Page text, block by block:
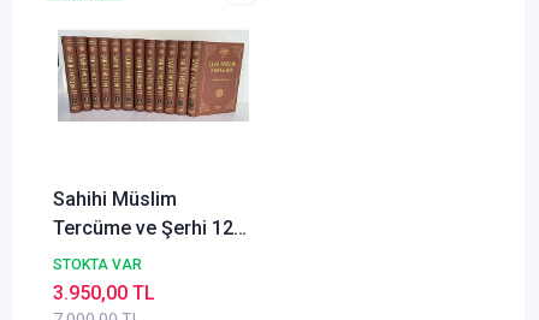
Sahihi Müslim
Tercüme ve Şerhi 12
Cilt Takım Sönmez
Neşriyat
STOKTA VAR
3.950,00 TL